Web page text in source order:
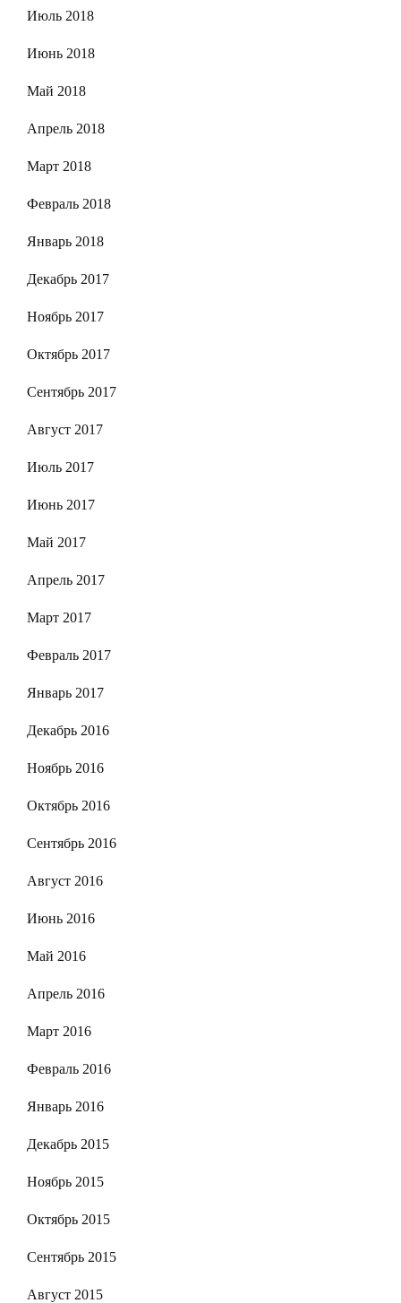
Июль 2018
Июнь 2018
Май 2018
Апрель 2018
Март 2018
Февраль 2018
Январь 2018
Декабрь 2017
Ноябрь 2017
Октябрь 2017
Сентябрь 2017
Август 2017
Июль 2017
Июнь 2017
Май 2017
Апрель 2017
Март 2017
Февраль 2017
Январь 2017
Декабрь 2016
Ноябрь 2016
Октябрь 2016
Сентябрь 2016
Август 2016
Июнь 2016
Май 2016
Апрель 2016
Март 2016
Февраль 2016
Январь 2016
Декабрь 2015
Ноябрь 2015
Октябрь 2015
Сентябрь 2015
Август 2015